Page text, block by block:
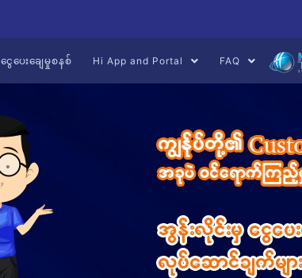
ငွေပေးချေမှုစနစ် Hi App and Portal FAQ